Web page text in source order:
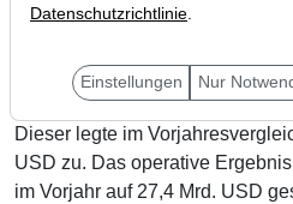
seine Zahlen für das
konnte hierbei den Umsatz
Dieser legte im
USD zu. Das operative
im Vorjahr auf 27,4 Mrd. USD
Datenschutzrichtlinie.
Einstellungen Nur